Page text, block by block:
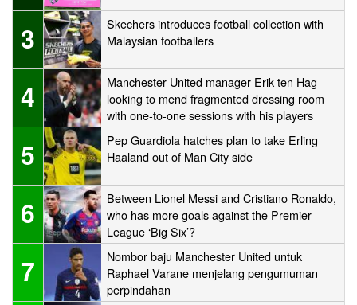
3
Skechers introduces football collection with
Malaysian footballers
4
Manchester United manager Erik ten Hag
looking to mend fragmented dressing room
with one-to-one sessions with his players
5
Pep Guardiola hatches plan to take Erling
Haaland out of Man City side
6
Between Lionel Messi and Cristiano Ronaldo,
who has more goals against the Premier
League ‘Big Six’?
7
Nombor baju Manchester United untuk
Raphael Varane menjelang pengumuman
perpindahan